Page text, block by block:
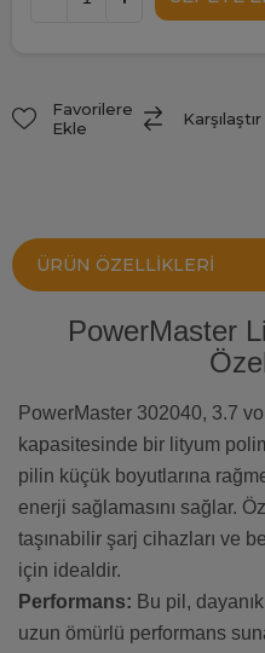
Favorilere
Ekle
Karşılaştır
ÜRÜN ÖZELLIKLERI
PowerMaster
PowerMaster 302040, 3.7
kapasitesinde bir lityum
pilin küçük boyutlarına
enerji sağlamasını sağlar.
taşınabilir şarj cihazları ve
için idealdir.
Performans: Bu pil,
uzun ömürlü performans